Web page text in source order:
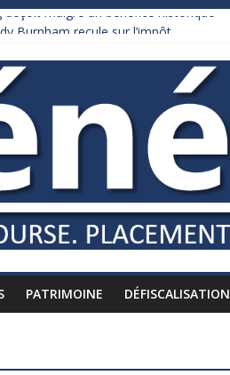
déçoit malgré un bénéfice historique
qui ne touche presque rien
vers l’étranger
mis à l’épreuve par la chaleur
PATRIMOINE DÉFISCALISATION